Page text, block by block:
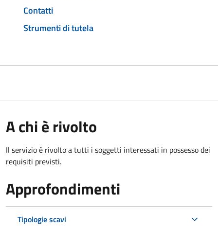
Contatti
Strumenti di tutela
A chi è rivolto
Il servizio è rivolto a tutti i soggetti interessati in possesso dei
requisiti previsti.
Approfondimenti
Tipologie scavi